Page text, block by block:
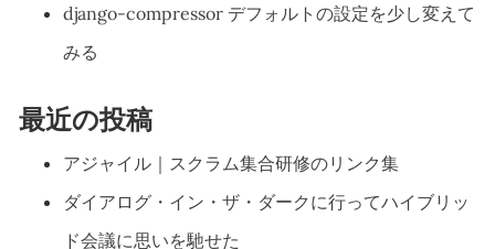
django-compressor デフォルトの設定を少し変えて
みる
最近の投稿
アジャイル｜スクラム集合研修のリンク集
ダイアログ・イン・ザ・ダークに行ってハイブリッ
ド会議に思いを馳せた